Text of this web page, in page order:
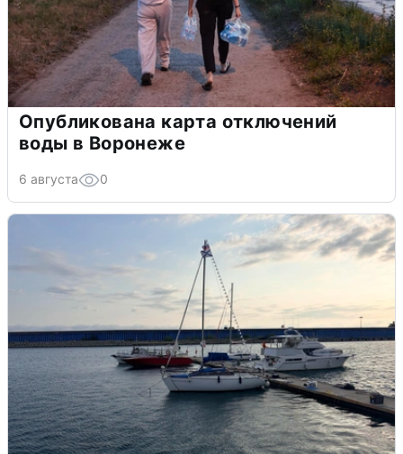
Опубликована карта отключений
воды в Воронеже
6 августа 0